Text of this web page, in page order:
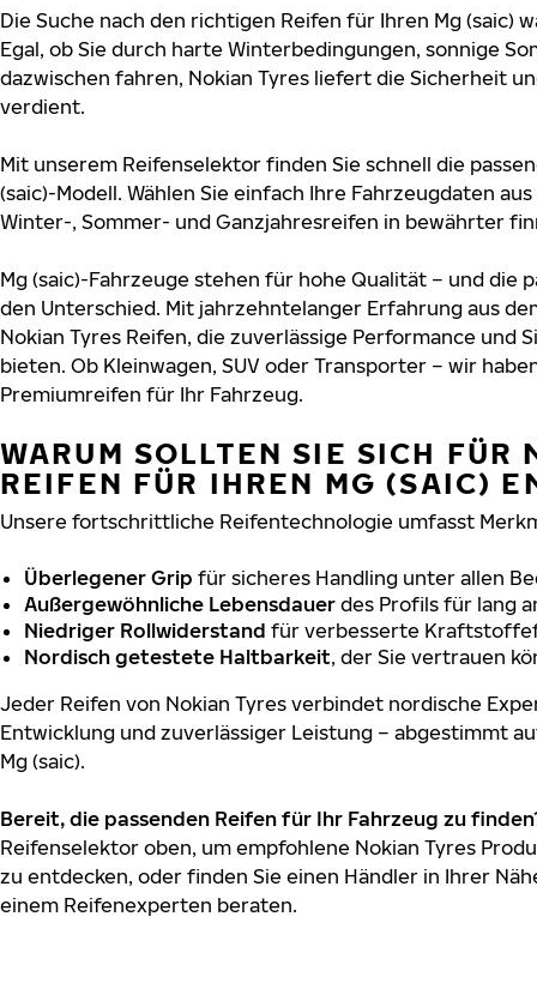
Die Suche nach den richtigen Reifen für Ihren Mg (saic)
Egal, ob Sie durch harte Winterbedingungen, sonnige
dazwischen fahren, Nokian Tyres liefert die Sicherheit
verdient.
Mit unserem Reifenselektor finden Sie schnell die
(saic)-Modell. Wählen Sie einfach Ihre Fahrzeugdaten
Winter-, Sommer- und Ganzjahresreifen in bewährter
Mg (saic)-Fahrzeuge stehen für hohe Qualität – und die
den Unterschied. Mit jahrzehntelanger Erfahrung aus
Nokian Tyres Reifen, die zuverlässige Performance und
bieten. Ob Kleinwagen, SUV oder Transporter – wir
Premiumreifen für Ihr Fahrzeug.
WARUM SOLLTEN SIE SICH FÜR
REIFEN FÜR IHREN MG (SAIC)
Unsere fortschrittliche Reifentechnologie umfasst
Überlegener Grip für sicheres Handling unter allen
Außergewöhnliche Lebensdauer des Profils für lang
Niedriger Rollwiderstand für verbesserte
Nordisch getestete Haltbarkeit, der Sie vertrauen
Jeder Reifen von Nokian Tyres verbindet nordische
Entwicklung und zuverlässiger Leistung – abgestimmt
Mg (saic).
Bereit, die passenden Reifen für Ihr Fahrzeug zu
Reifenselektor oben, um empfohlene Nokian Tyres
zu entdecken, oder finden Sie einen Händler in Ihrer
einem Reifenexperten beraten.